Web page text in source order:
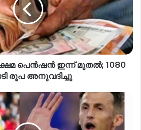
പെൻഷൻ ഇന്ന് മുതൽ; 1080
രൂപ അനുവദിച്ചു